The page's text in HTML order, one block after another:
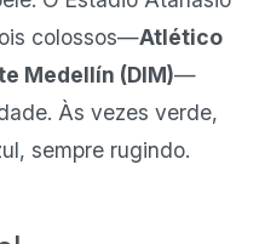
colossos—Atlético
Medellín (DIM)—
Às vezes verde,
sempre rugindo.